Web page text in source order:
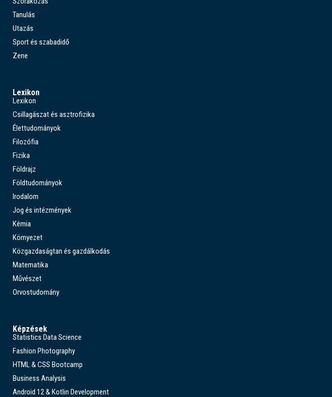
Tanulás
Utazás
Sport és szabadidő
Zene
Lexikon
Lexikon
Csillagászat és asztrofizika
Élettudományok
Filozófia
Fizika
Földrajz
Földtudományok
Irodalom
Jog és intézmények
Kémia
Környezet
Közgazdaságtan és gazdálkodás
Matematika
Művészet
Orvostudomány
Képzések
Statistics Data Science
Fashion Photography
HTML & CSS Bootcamp
Business Analysis
Android 12 & Kotlin Development